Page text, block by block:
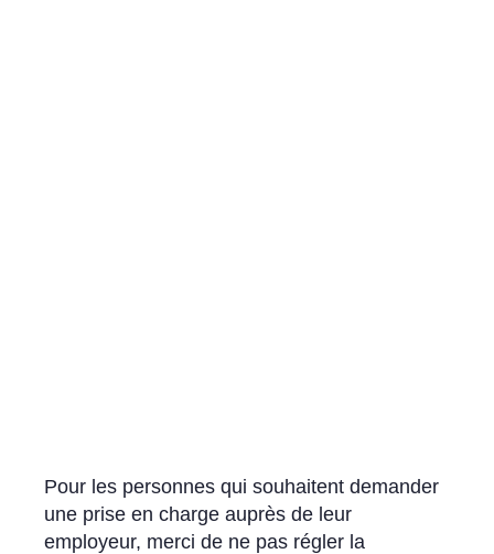
Pour les personnes qui souhaitent demander
une prise en charge auprès de leur
employeur, merci de ne pas régler la